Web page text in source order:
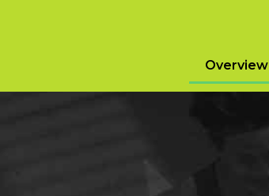
Overview